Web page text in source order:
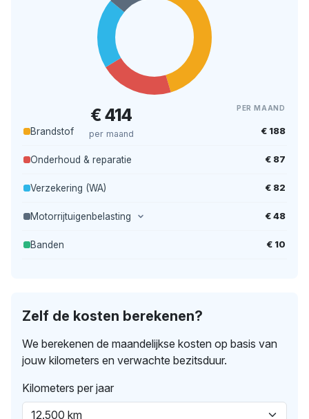
€ 414
per maand
PER MAAND
Brandstof € 188
Onderhoud & reparatie € 87
Verzekering (WA) € 82
Motorrijtuigenbelasting € 48
Banden € 10
Zelf de kosten berekenen?
We berekenen de maandelijkse kosten op basis van
jouw kilometers en verwachte bezitsduur.
Kilometers per jaar